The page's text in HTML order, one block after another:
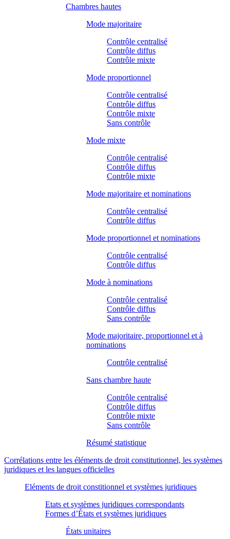
Chambres hautes
Mode majoritaire
Contrôle centralisé
Contrôle diffus
Contrôle mixte
Mode proportionnel
Contrôle centralisé
Contrôle diffus
Contrôle mixte
Sans contrôle
Mode mixte
Contrôle centralisé
Contrôle diffus
Contrôle mixte
Mode majoritaire et nominations
Contrôle centralisé
Contrôle diffus
Mode proportionnel et nominations
Contrôle centralisé
Contrôle diffus
Mode à nominations
Contrôle centralisé
Contrôle diffus
Sans contrôle
Mode majoritaire, proportionnel et à
nominations
Contrôle centralisé
Sans chambre haute
Contrôle centralisé
Contrôle diffus
Contrôle mixte
Sans contrôle
Résumé statistique
Corrélations entre les éléments de droit constitutionnel, les systèmes
juridiques et les langues officielles
Eléments de droit constitionnel et systèmes juridiques
Etats et systèmes juridiques correspondants
Formes d’États et systèmes juridiques
États unitaires